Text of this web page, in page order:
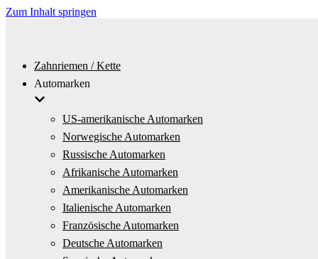
Zum Inhalt springen
Zahnriemen / Kette
Automarken
US-amerikanische Automarken
Norwegische Automarken
Russische Automarken
Afrikanische Automarken
Amerikanische Automarken
Italienische Automarken
Französische Automarken
Deutsche Automarken